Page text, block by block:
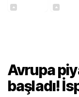
Avrupa
başladı!